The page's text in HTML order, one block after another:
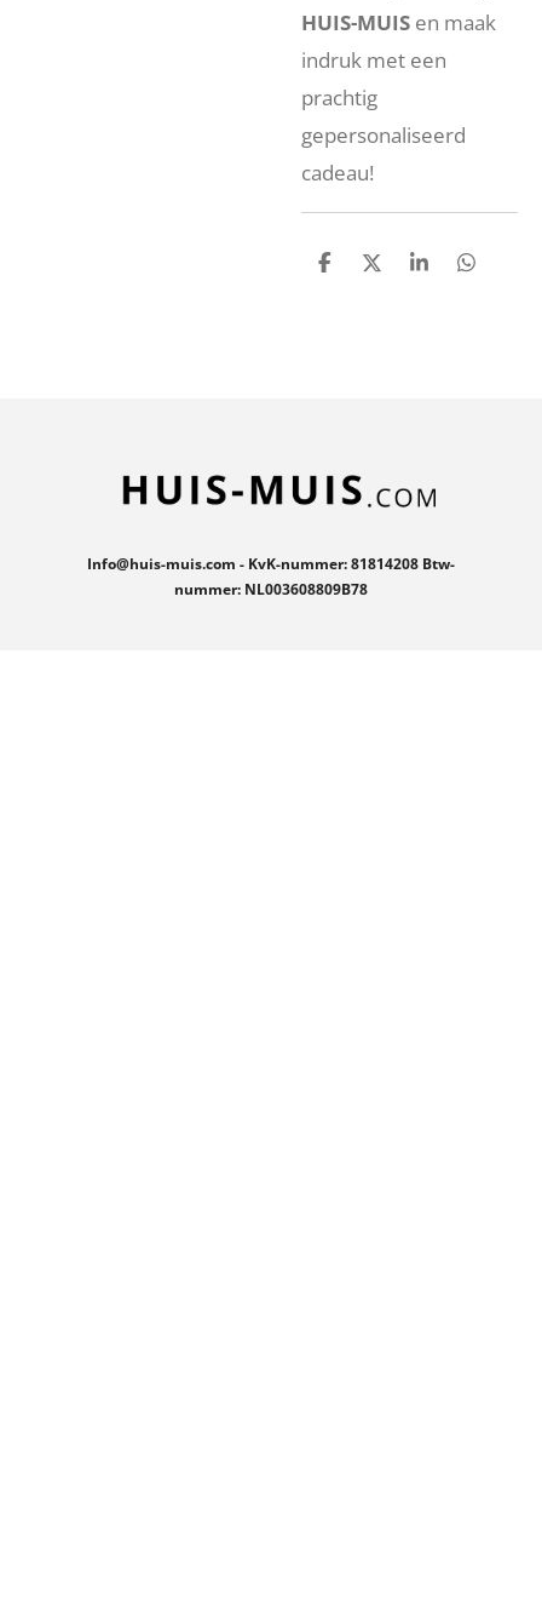
HUIS-MUIS en maak
indruk met een
prachtig
gepersonaliseerd
cadeau!
D
D
S
D
Info@huis-muis.com - KvK-nummer: 81814208 Btw-
nummer: NL003608809B78